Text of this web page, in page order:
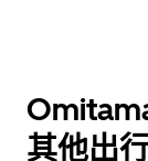
其他出